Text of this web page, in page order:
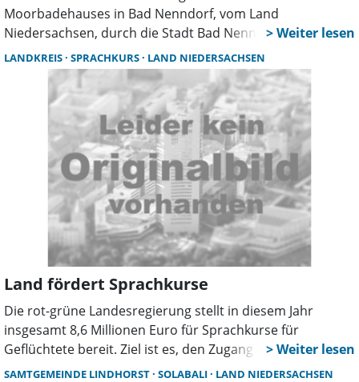
Moorbadehauses in Bad Nenndorf, vom Land
Niedersachsen, durch die Stadt Bad Nenndorf, ist der
Weg durch ein klares und mehrheitliches Votum durch
den Rat der Stadt frei. Die Übernahme beinhaltet auch die
Sole-Infrastruktur und Moorabbauflächen, sowie die
technischen Anlagen zur Förderung und Verteilung dieser
Heilmittel. Ein wesentlicher Schritt im Rahmen der
zweiten Kommunalisierung von Landeseinrichtungen im
Staatsbad ist damit erreicht.
LANDKREIS SPRACHKURS LAND NIEDERSACHSEN
Land fördert Sprachkurse
Die rot-grüne Landesregierung stellt in diesem Jahr
insgesamt 8,6 Millionen Euro für Sprachkurse für
Geflüchtete bereit. Ziel ist es, den Zugang zu passgenauen
Deutschkursen im ganzen Land zu sichern.
SAMTGEMEINDE LINDHORST SOLABALI LAND NIEDERSACHSEN